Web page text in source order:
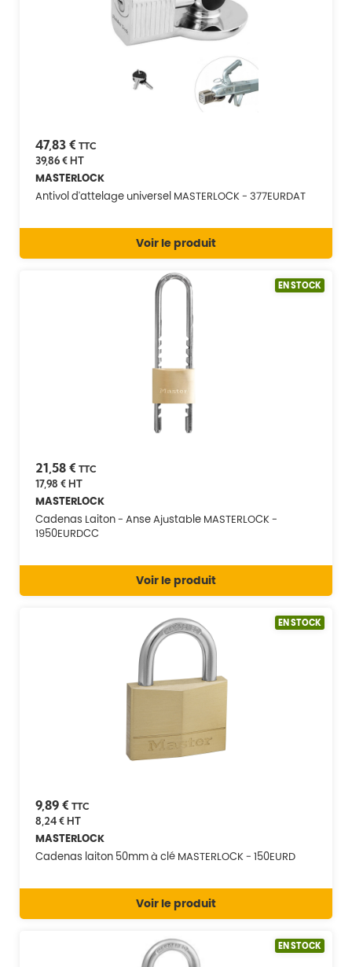
47,83 € TTC
39,86 €HT
MASTERLOCK
Antivol d'attelage universel MASTERLOCK - 377EURDAT
Voir le produit
EN STOCK
21,58 € TTC
17,98 €HT
MASTERLOCK
Cadenas Laiton - Anse Ajustable MASTERLOCK -
1950EURDCC
Voir le produit
EN STOCK
9,89 € TTC
8,24 €HT
MASTERLOCK
Cadenas laiton 50mm à clé MASTERLOCK - 150EURD
Voir le produit
EN STOCK